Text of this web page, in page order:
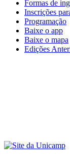
Formas de
Inscrições
Programação
Baixe o app
Baixe o mapa
Edições